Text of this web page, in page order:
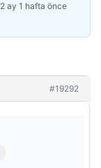
2 ay 1 hafta önce
#19292